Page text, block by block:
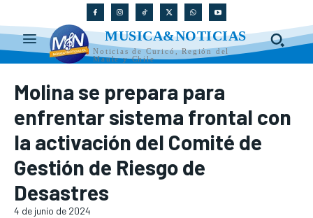
MUSICA&NOTICIAS
Noticias de Curicó, Región del
Maule y Chile
Molina se prepara para
enfrentar sistema frontal con
la activación del Comité de
Gestión de Riesgo de
Desastres
4 de junio de 2024